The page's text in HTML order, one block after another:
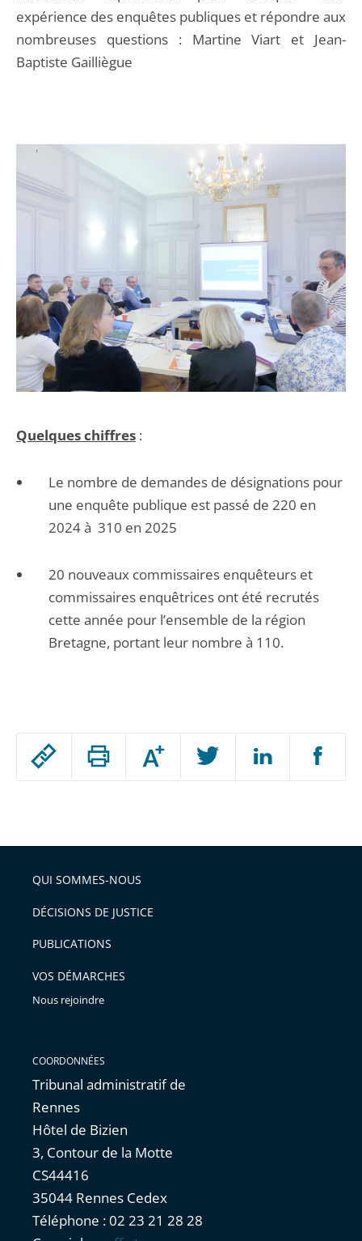
Passer
arriver
après
Augmenter
ou
l'article
pour
avant
expérience des enquêtes publiques et répondre aux
nombreuses questions : Martine Viart et Jean-
Baptiste Gailliègue
Quelques chiffres :
Le nombre de demandes de désignations pour
une enquête publique est passé de 220 en
2024 à 310 en 2025
20 nouveaux commissaires enquêteurs et
commissaires enquêtrices ont été recrutés
cette année pour l’ensemble de la région
Bretagne, portant leur nombre à 110.
QUI SOMMES-NOUS
DÉCISIONS DE JUSTICE
PUBLICATIONS
VOS DÉMARCHES
Nous rejoindre
COORDONNÉES
Tribunal administratif de
Rennes
Hôtel de Bizien
3, Contour de la Motte
CS44416
35044 Rennes Cedex
Téléphone : 02 23 21 28 28